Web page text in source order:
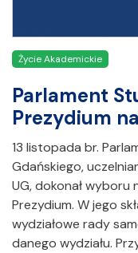
Życie Akademickie
Parlament
Prezydium
13 listopada br.
Gdańskiego,
UG, dokonał
Prezydium. W jego
wydziałowe rady
danego wydziału.